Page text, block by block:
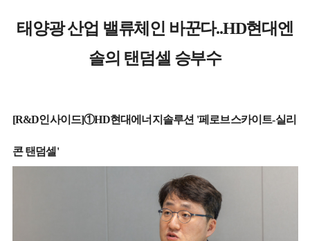
태양광 산업 밸류체인 바꾼다..HD현대엔
솔의 탠덤셀 승부수
[R&D인사이드]①HD현대에너지솔루션 '페로브스카이트-실리
콘 탠덤셀'